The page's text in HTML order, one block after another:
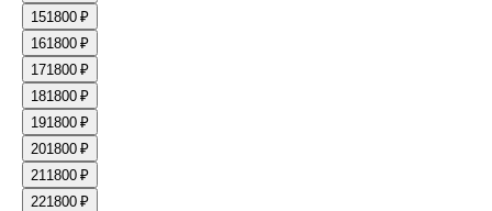
151800 ₽
161800 ₽
171800 ₽
181800 ₽
191800 ₽
201800 ₽
211800 ₽
221800 ₽